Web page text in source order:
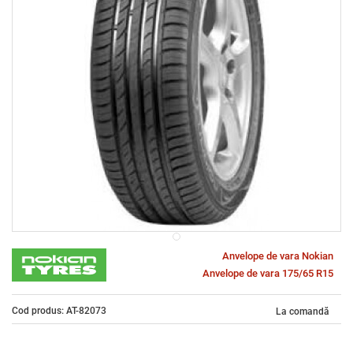
Anvelope de vara Nokian
Anvelope de vara 175/65 R15
Cod produs: AT-82073 La comandă